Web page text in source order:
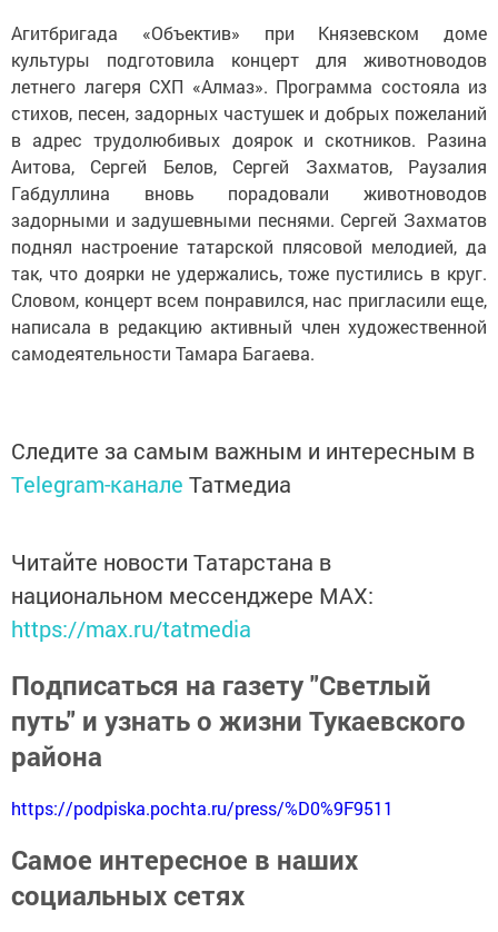
Агитбригада «Объектив» при Князевском доме
культуры подготовила концерт для животноводов
летнего лагеря СХП «Алмаз». Программа состояла из
стихов, песен, задорных частушек и добрых пожеланий
в адрес трудолюбивых доярок и скотников. Разина
Аитова, Сергей Белов, Сергей Захматов, Раузалия
Габдуллина вновь порадовали животноводов
задорными и задушевными песнями. Сергей Захматов
поднял настроение татарской плясовой мелодией, да
так, что доярки не удержались, тоже пустились в круг.
Словом, концерт всем понравился, нас пригласили еще,
написала в редакцию активный член художественной
самодеятельности Тамара Багаева.
Следите за самым важным и интересным в
Telegram-канале Татмедиа
Читайте новости Татарстана в
национальном мессенджере MАХ:
https://max.ru/tatmedia
Подписаться на газету "Светлый
путь" и узнать о жизни Тукаевского
района
https://podpiska.pochta.ru/press/%D0%9F9511
Самое интересное в наших
социальных сетях